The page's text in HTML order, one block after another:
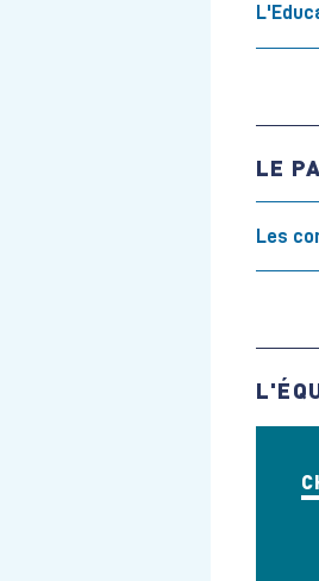
LE
Les